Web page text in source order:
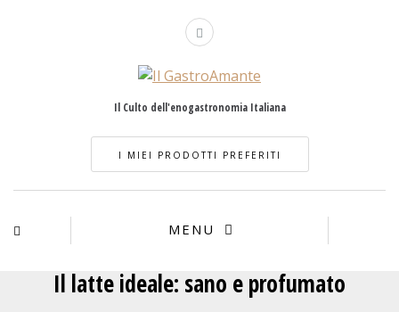
Il Culto dell'enogastronomia Italiana
I MIEI PRODOTTI PREFERITI
MENU
Il latte ideale: sano e profumato